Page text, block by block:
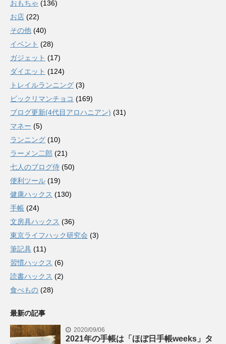
おもちゃ (136)
お店 (22)
その他 (40)
イベント (28)
ガジェット (17)
ダイエット (124)
トレイルランニング (3)
ビックリマンチョコ (169)
ブログ更新(4代目アロハニアン) (31)
マネー (5)
ランニング (10)
ラーメン二郎 (21)
七人のブログ侍 (50)
便利ツール (19)
健康ハックス (130)
手帳 (24)
文房具ハックス (36)
東京ライフハック研究会 (3)
筆記具 (11)
習慣ハックス (6)
読書ハックス (2)
食べもの (28)
最新の記事
2020/09/06
2021年の手帳は「ほぼ日手帳weeks」タ